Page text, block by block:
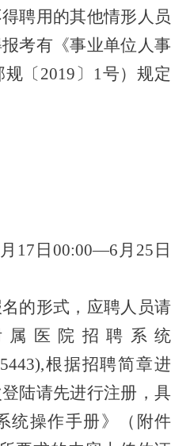
聘用的其他情形人员
考有《事业单位人事
〔 2019〕1号）规定
月 17 日 00:00—6 月 25 日
的形式，应聘人员请
医院招聘系统
),根据招聘简章进
陆请先进行注册，具
统操作手册》（附件